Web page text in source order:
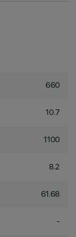
660
10.7
1100
8.2
61.68
-